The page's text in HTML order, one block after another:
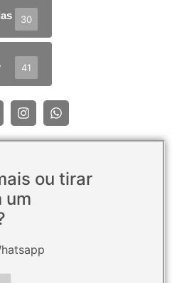
30
41
ou tirar
um